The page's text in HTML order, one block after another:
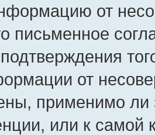
от
письменное
от
применимо ли
или к самой